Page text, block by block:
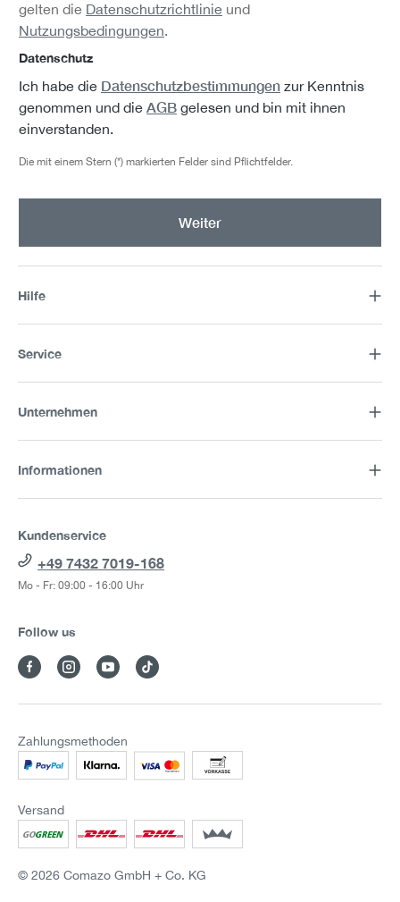
gelten die Datenschutzrichtlinie und
Nutzungsbedingungen.
Datenschutz
Ich habe die Datenschutzbestimmungen zur Kenntnis
genommen und die AGB gelesen und bin mit ihnen
einverstanden.
Die mit einem Stern (*) markierten Felder sind Pflichtfelder.
Weiter
Hilfe
Service
Unternehmen
Informationen
Kundenservice
+49 7432 7019-168
Mo - Fr: 09:00 - 16:00 Uhr
Follow us
Zahlungsmethoden
Versand
© 2026 Comazo GmbH + Co. KG